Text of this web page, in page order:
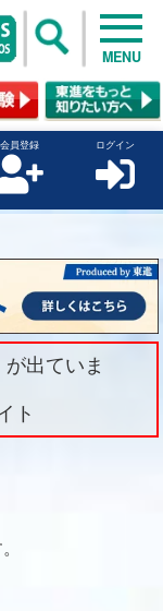
MENU
会員登録 ログイン
出ていま
ト